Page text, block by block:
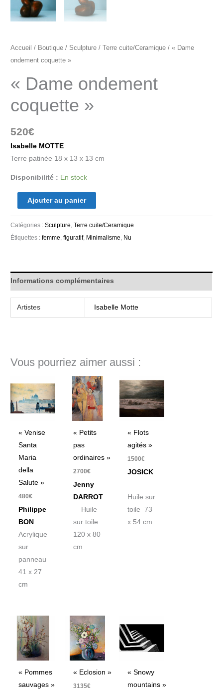
Accueil / Boutique / Sculpture /Terre cuite/Ceramique / « Dame
ondement coquette »
« Dame ondement
coquette »
520€
Isabelle MOTTE
Terre patinée 18 x 13 x 13 cm
Disponibilité : En stock
Ajouter au panier
Catégories :Sculpture,Terre cuite/Ceramique
Étiquettes :femme,figuratif, Minimalisme, Nu
Informations complémentaires
Artistes Isabelle Motte
Vous pourriez aimer aussi :
« Venise
Santa
Maria
della
Salute »
480€
Philippe
BON
Acrylique
sur
panneau
41 x 27
cm
« Petits
pas
ordinaires »
2700€
Jenny
DARROT
Huile
sur toile
120 x 80
cm
« Flots
agités »
1500€
JOSICK
Huile sur
toile 73
x 54 cm
« Pommes
sauvages »
« Eclosion »
3135€
« Snowy
mountains »